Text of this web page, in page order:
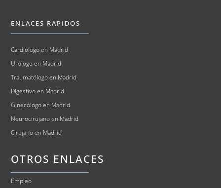
ENLACES RAPIDOS
Cardiólogo en Madrid
Urólogo en Madrid
Traumatólogo en Madrid
Digestivo en Madrid
Ginecólogo en Madrid
Neurocirujano en Madrid
Cirujano en Madrid
OTROS ENLACES
Empleo